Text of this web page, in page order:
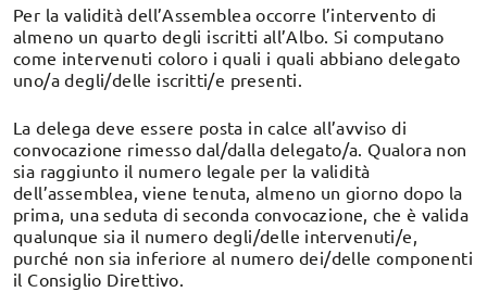
Per la validità dell’Assemblea occorre l’intervento di
almeno un quarto degli iscritti all’Albo. Si computano
come intervenuti coloro i quali i quali abbiano delegato
uno/a degli/delle iscritti/e presenti.
La delega deve essere posta in calce all’avviso di
convocazione rimesso dal/dalla delegato/a. Qualora non
sia raggiunto il numero legale per la validità
dell’assemblea, viene tenuta, almeno un giorno dopo la
prima, una seduta di seconda convocazione, che è valida
qualunque sia il numero degli/delle intervenuti/e,
purché non sia inferiore al numero dei/delle componenti
il Consiglio Direttivo.